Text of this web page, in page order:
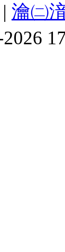
| 瀹㈡